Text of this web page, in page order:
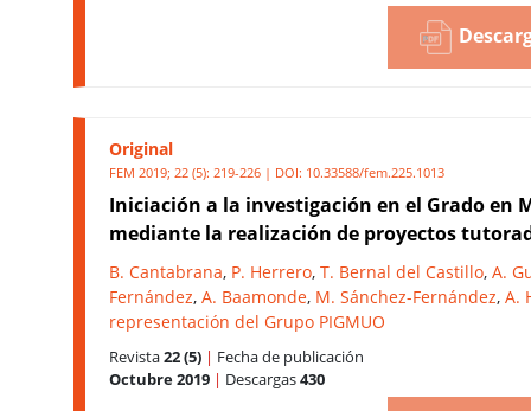
Original
FEM 2019; 22 (5): 219-226 | DOI: 10.33588/fem.225.1013
Iniciación a la investigación en el Grado en
mediante la realización de proyectos
B. Cantabrana, P. Herrero, T. Bernal del Castillo, A.
Fernández, A. Baamonde, M. Sánchez-Fernández, A.
representación del Grupo PIGMUO
Revista22 (5) | Fecha de publicación
Octubre 2019 | Descargas430